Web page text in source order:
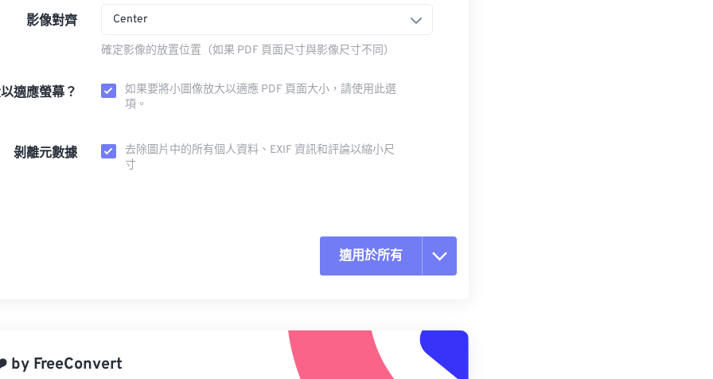
影像對齊 Center
確定影像的放置位置（如果 PDF 頁面尺寸與影像尺寸不同）
適應螢幕？
如果要將小圖像放大以適應 PDF 頁面大小，請使用此選
項。
剝離元數據
去除圖片中的所有個人資料、EXIF 資訊和評論以縮小尺
寸
適用於所有
應用預設
另存為預設
by FreeConvert